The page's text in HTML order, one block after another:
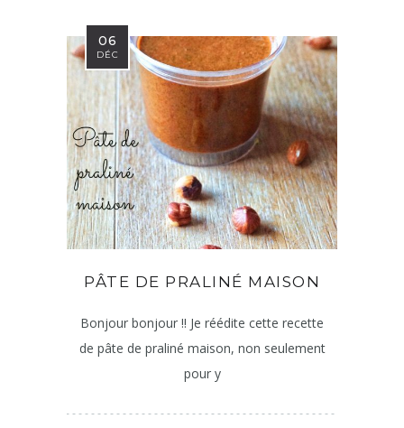
06
DÉC
PÂTE DE PRALINÉ MAISON
Bonjour bonjour !! Je réédite cette recette
de pâte de praliné maison, non seulement
pour y